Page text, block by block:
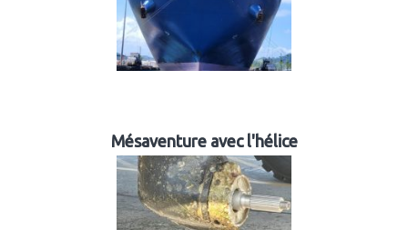
Mésaventure avec l'hélice